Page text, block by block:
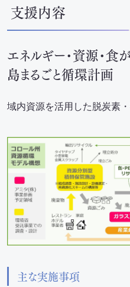
処理委託先の選定
見える化サービス
サステナビリティ教
ご支援・価値づく
支援内容
エネルギー・資源・食
島まるごと循環計画
域内資源を活用した脱炭素
主な実施事項